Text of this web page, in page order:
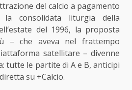
del calcio a pagamento
consolidata liturgia della
del 1996, la proposta
– che aveva nel frattempo
satellitare – divenne
tutte le partite di A e B, anticipi
su +Calcio.